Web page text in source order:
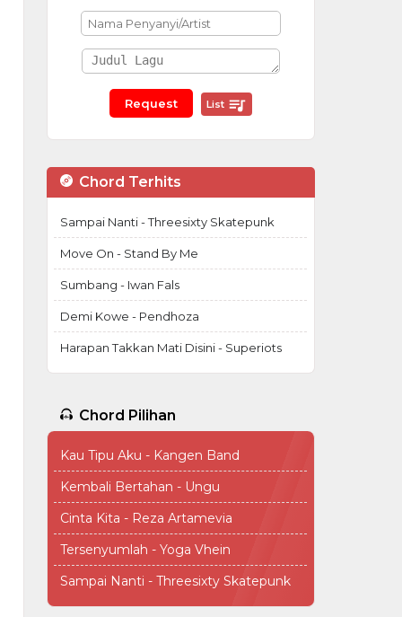
List
Chord Terhits
Sampai Nanti - Threesixty Skatepunk
Move On - Stand By Me
Sumbang - Iwan Fals
Demi Kowe - Pendhoza
Harapan Takkan Mati Disini - Superiots
Chord Pilihan
Kau Tipu Aku - Kangen Band
Kembali Bertahan - Ungu
Cinta Kita - Reza Artamevia
Tersenyumlah - Yoga Vhein
Sampai Nanti - Threesixty Skatepunk